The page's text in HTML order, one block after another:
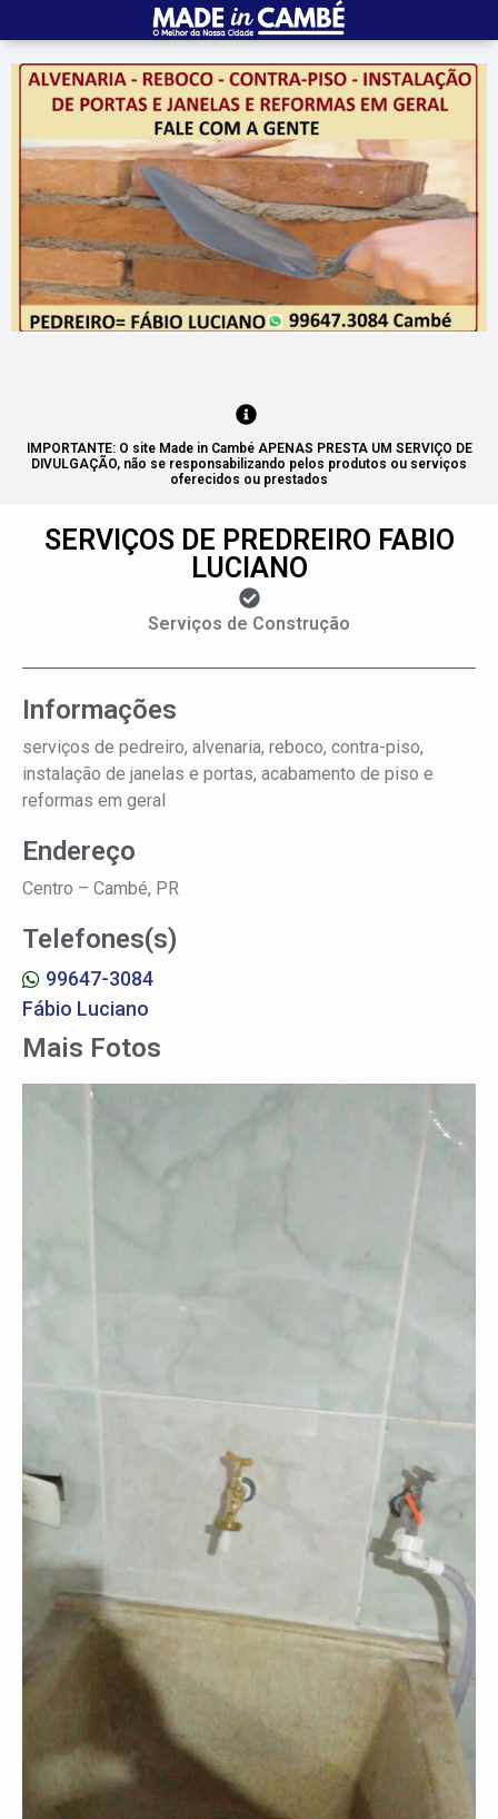
IMPORTANTE: O site Made in Cambé APENAS PRESTA UM SERVIÇO DE
DIVULGAÇÃO, não se responsabilizando pelos produtos ou serviços
oferecidos ou prestados
SERVIÇOS DE PREDREIRO FABIO
LUCIANO
Serviços de Construção
Informações
serviços de pedreiro, alvenaria, reboco, contra-piso,
instalação de janelas e portas, acabamento de piso e
reformas em geral
Endereço
Centro – Cambé, PR
Telefones(s)
99647-3084
Fábio Luciano
Mais Fotos